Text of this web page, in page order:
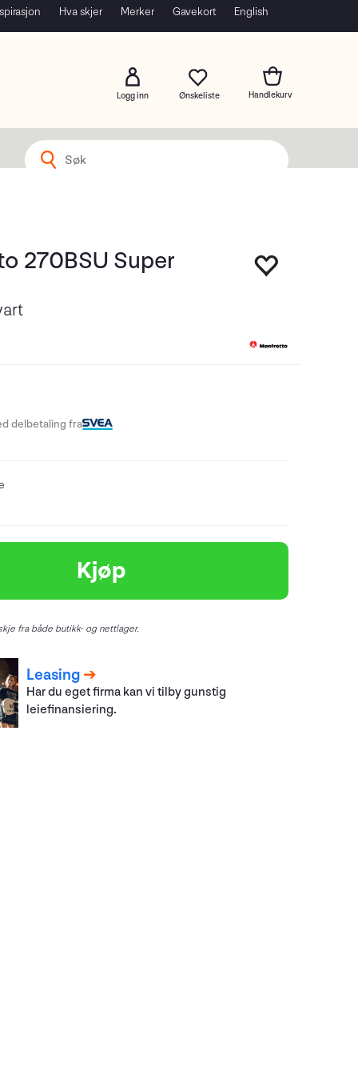
Hva skjer Merker Gavekort English
Logg inn
270BSU Super
delbetaling fra
Kjøp
fra både butikk- og nettlager.
Leasing
Har du eget firma kan vi tilby gunstig
leiefinansiering.